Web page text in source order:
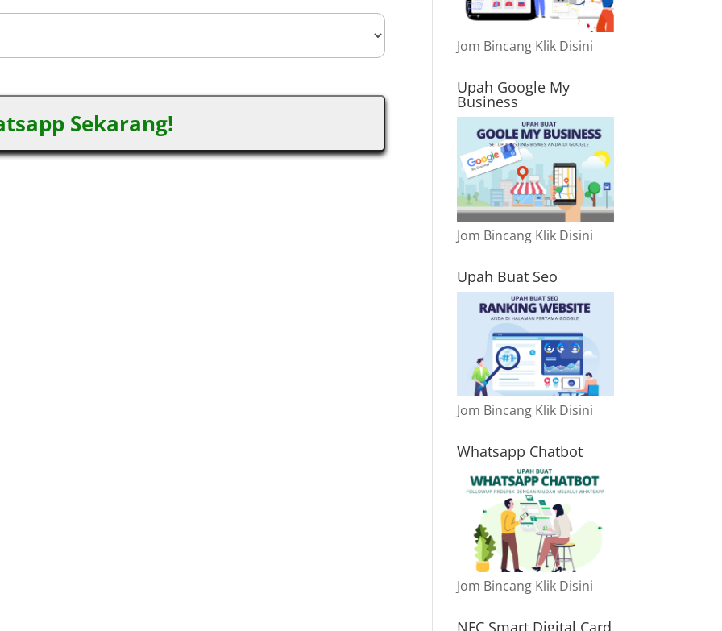
Sekarang!
Jom Bincang Klik Disini
Upah Google My
Business
Jom Bincang Klik Disini
Upah Buat Seo
Jom Bincang Klik Disini
Whatsapp Chatbot
Jom Bincang Klik Disini
NFC Smart Digital Card